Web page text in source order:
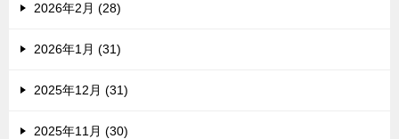
2026年2月 (28)
2026年1月 (31)
2025年12月 (31)
2025年11月 (30)